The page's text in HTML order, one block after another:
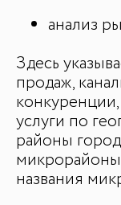
анализ
Здесь
продаж,
услуги по
районы
микрорайоны
названия